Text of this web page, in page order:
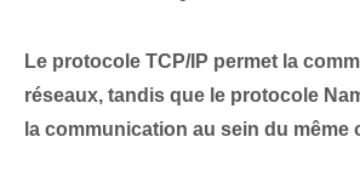
Le protocole TCP/IP permet la
réseaux, tandis que le protocole
la communication au sein du même